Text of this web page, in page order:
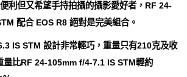
利但又希望手持拍攝的攝影愛好者，RF 24-
配合 EOS R8 絕對是完美組合。
IS STM 設計非常輕巧，重量只有210克及收
量比RF 24-105mm f/4-7.1 IS STM輕約